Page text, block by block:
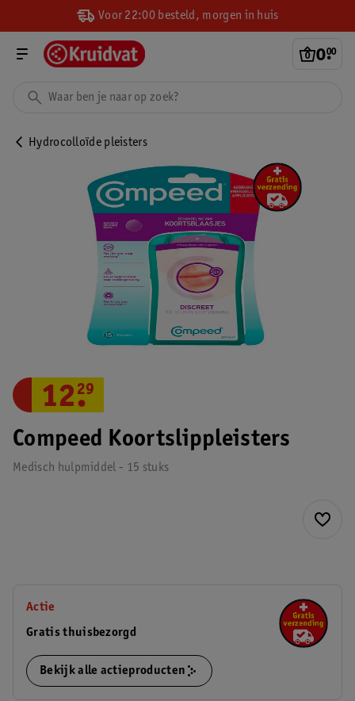
Voor 22:00 besteld, morgen in huis
0.
00
Hydrocolloïde pleisters
Compeed Koortslippleisters
Medisch hulpmiddel - 15 stuks
12.
29
Actie
Gratis thuisbezorgd
Bekijk alle actieproducten